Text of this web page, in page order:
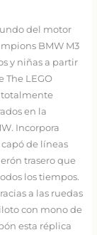
del motor
BMW M3
y niñas a partir
The LEGO
totalmente
en la
Incorpora
de líneas
trasero que
los tiempos.
a las ruedas
con mono de
esta réplica